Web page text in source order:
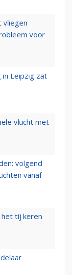
vliegen
voor
in Leipzig zat
vlucht met
volgend
vanaf
tij keren